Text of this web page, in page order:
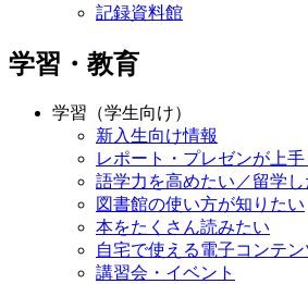
記録資料館
学習・教育
学習（学生向け）
新入生向け情報
レポート・プレゼンが上
語学力を高めたい／留学し
図書館の使い方が知りたい
本をたくさん読みたい
自宅で使える電子コンテン
講習会・イベント